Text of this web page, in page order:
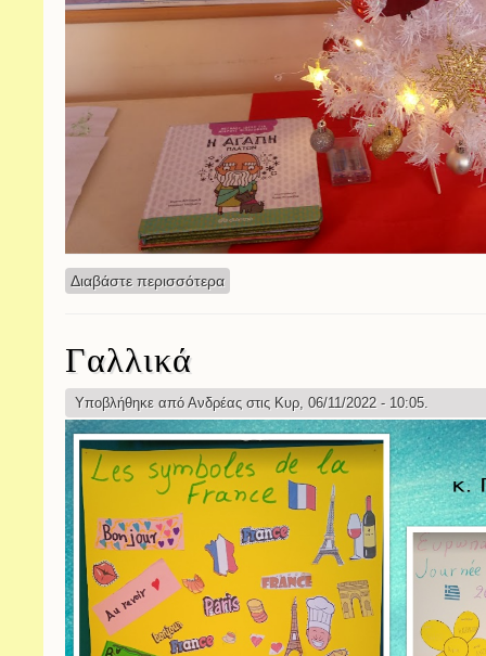
Διαβάστε περισσότερα
Γαλλικά
Υποβλήθηκε από Ανδρέας στις Κυρ, 06/11/2022 - 10:05.